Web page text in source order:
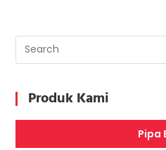
BIDANG
Produk Kami
Pipa